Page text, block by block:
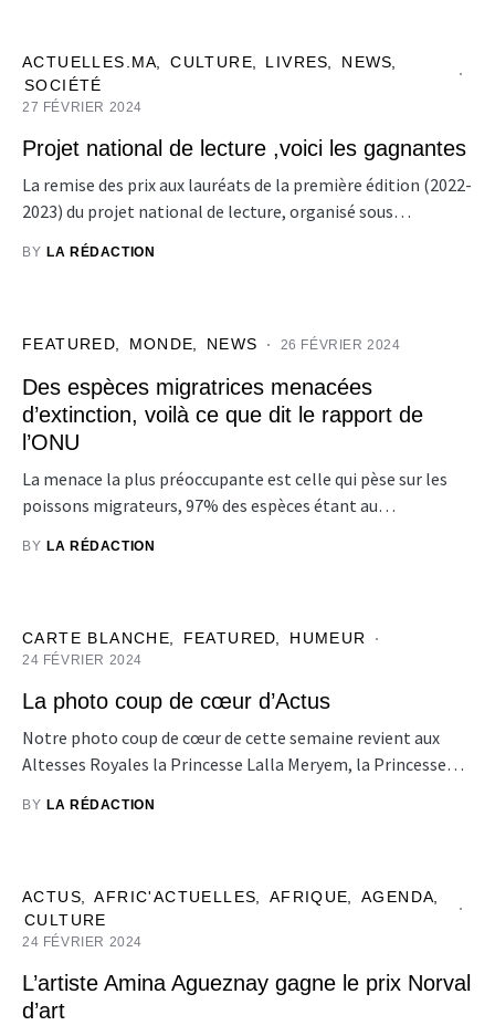
ACTUELLES.MA CULTURE LIVRES
NEWS
SOCIÉTÉ
27 FÉVRIER 2024
Projet national de lecture ,voici les gagnantes
La remise des prix aux lauréats de la première édition (2022-
2023) du projet national de lecture, organisé sous…
BY LA RÉDACTION
FEATURED MONDE NEWS 26 FÉVRIER 2024
Des espèces migratrices menacées
d’extinction, voilà ce que dit le rapport de
l’ONU
La menace la plus préoccupante est celle qui pèse sur les
poissons migrateurs, 97% des espèces étant au…
BY LA RÉDACTION
CARTE BLANCHE FEATURED HUMEUR
24 FÉVRIER 2024
La photo coup de cœur d’Actus
Notre photo coup de cœur de cette semaine revient aux
Altesses Royales la Princesse Lalla Meryem, la Princesse…
BY LA RÉDACTION
ACTUS AFRIC'ACTUELLES AFRIQUE
AGENDA
CULTURE
24 FÉVRIER 2024
L’artiste Amina Agueznay gagne le prix Norval
d’art